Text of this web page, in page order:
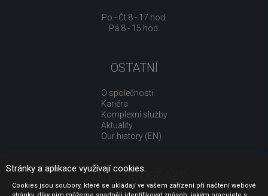
Po - Čt 8 - 17 hod.
Pá 8 - 15 hod.
OSTATNÍ
O společnosti
Kariéra
Komplexní služby
Aktuality
Our history (EN)
UŽITEČNÉ ODKAZY
Stránky a aplikace využívají cookies.
Cookies jsou soubory, které se ukládají ve vašem zařízení při načtení webové